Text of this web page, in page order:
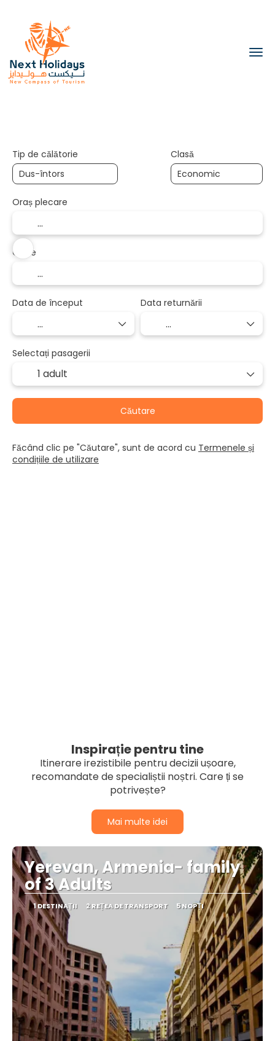
Tip de călătorie Clasă
Oraș plecare
Către
Data de început Data returnării
Selectați pasagerii
1 adult
Căutare
Făcând clic pe "Căutare", sunt de acord cu Termenele și
condițiile de utilizare
Inspirație pentru tine
Itinerare irezistibile pentru decizii ușoare,
recomandate de specialiștii noștri. Care ți se
potrivește?
Mai multe idei
Yerevan, Armenia- family
of 3 Adults
1 DESTINAŢII 2 REȚEA DE TRANSPORT 5 NOPȚI